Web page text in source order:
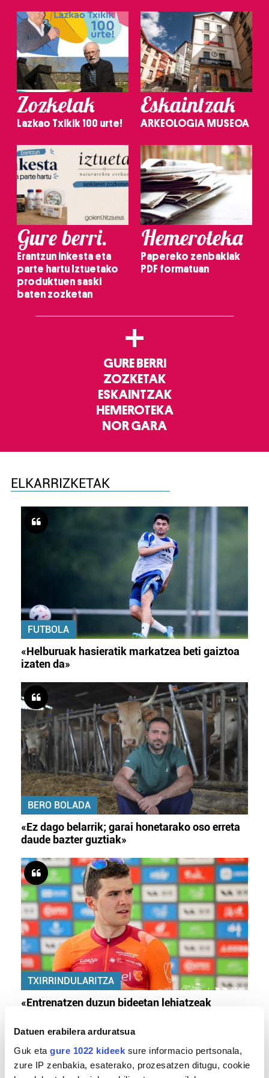
Datuen erabilera arduratsua
Guk eta gure 1022 kideek sure informacio pertsonala,
zure IP zenbakia, esaterako, prozesatzen ditugu, cookie
Zozketak
Lazkao Txikik 100 urte!
Eskaintzak
ARKEOLOGIA MUSEOA
Gure berri.
Erantzun inkesta eta
parte hartu Iztuetako
produktuen saski
baten zozketan
Hemeroteka
Papereko zenbakiak
PDF formatuan
+
GURE BERRI
ZOZKETAK
ESKAINTZAK
HEMEROTEKA
NOR GARA
ELKARRIZKETAK
FUTBOLA
«Helburuak hasieratik markatzea beti gaiztoa
izaten da»
BERO BOLADA
«Ez dago belarrik; garai honetarako oso erreta
daude bazter guztiak»
TXIRRINDULARITZA
«Entrenatzen duzun bideetan lehiatzeak